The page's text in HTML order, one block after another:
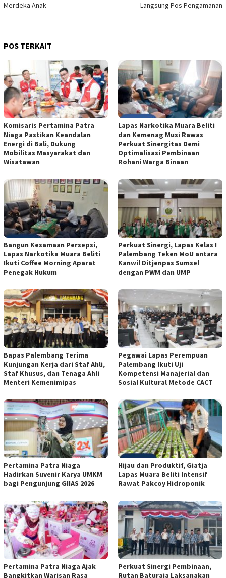
Merdeka Anak
Langsung Pos Pengamanan
POS TERKAIT
Komisaris Pertamina Patra
Niaga Pastikan Keandalan
Energi di Bali, Dukung
Mobilitas Masyarakat dan
Wisatawan
Lapas Narkotika Muara Beliti
dan Kemenag Musi Rawas
Perkuat Sinergitas Demi
Optimalisasi Pembinaan
Rohani Warga Binaan
Bangun Kesamaan Persepsi,
Lapas Narkotika Muara Beliti
Ikuti Coffee Morning Aparat
Penegak Hukum
Perkuat Sinergi, Lapas Kelas I
Palembang Teken MoU antara
Kanwil Ditjenpas Sumsel
dengan PWM dan UMP
Bapas Palembang Terima
Kunjungan Kerja dari Staf Ahli,
Staf Khusus, dan Tenaga Ahli
Menteri Kemenimipas
Pegawai Lapas Perempuan
Palembang Ikuti Uji
Kompetensi Manajerial dan
Sosial Kultural Metode CACT
Pertamina Patra Niaga
Hadirkan Suvenir Karya UMKM
bagi Pengunjung GIIAS 2026
Hijau dan Produktif, Giatja
Lapas Muara Beliti Intensif
Rawat Pakcoy Hidroponik
Pertamina Patra Niaga Ajak
Bangkitkan Warisan Rasa
Perkuat Sinergi Pembinaan,
Rutan Baturaja Laksanakan